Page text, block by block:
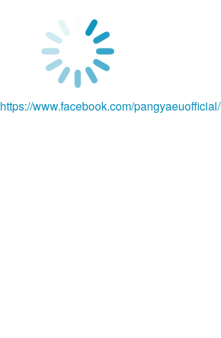
https://www.facebook.com/pangyaeuofficial/